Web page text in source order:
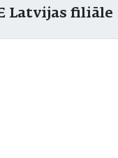
Latvijas filiāle